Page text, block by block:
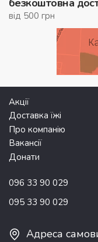
від 500 грн
Акції
Доставка їжі
Про компанію
Вакансії
Донати
096 33 90 029
095 33 90 029
Адреса